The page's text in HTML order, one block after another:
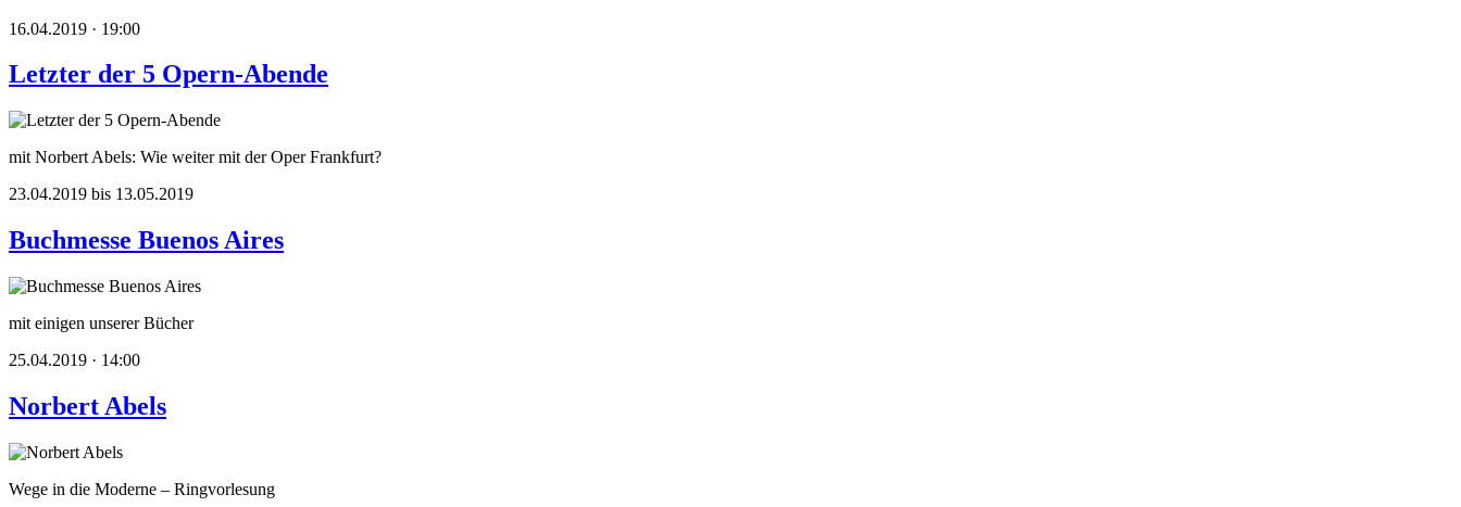
16.04.2019 · 19:00
Letzter der 5 Opern-Abende
mit Norbert Abels: Wie weiter mit der Oper Frankfurt?
23.04.2019 bis 13.05.2019
Buchmesse Buenos Aires
mit einigen unserer Bücher
25.04.2019 · 14:00
Norbert Abels
Wege in die Moderne – Ringvorlesung